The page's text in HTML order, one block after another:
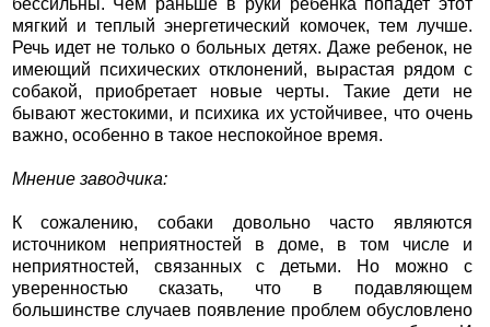
бессильны. Чем раньше в руки ребенка попадет этот
мягкий и теплый энергетический комочек, тем лучше.
Речь идет не только о больных детях. Даже ребенок, не
имеющий психических отклонений, вырастая рядом с
собакой, приобретает новые черты. Такие дети не
бывают жестокими, и психика их устойчивее, что очень
важно, особенно в такое неспокойное время.
Мнение заводчика:
К сожалению, собаки довольно часто являются
источником неприятностей в доме, в том числе и
неприятностей, связанных с детьми. Но можно с
уверенностью сказать, что в подавляющем
большинстве случаев появление проблем обусловлено